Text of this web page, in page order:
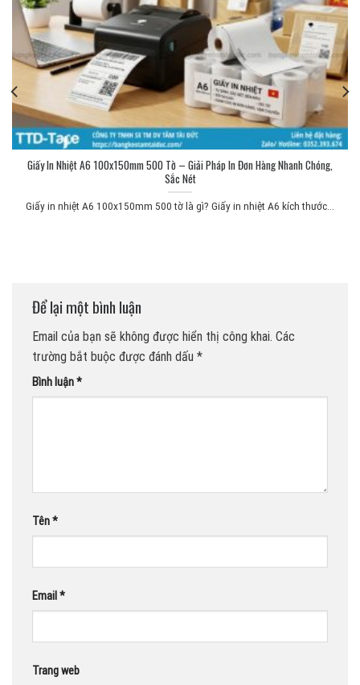
Giấy In Nhiệt A6 100x150mm 500 Tờ – Giải Pháp In Đơn Hàng Nhanh Chóng,
Sắc Nét
Giấy in nhiệt A6 100x150mm 500 tờ là gì? Giấy in nhiệt A6 kích thước...
Để lại một bình luận
Email của bạn sẽ không được hiển thị công khai. Các
trường bắt buộc được đánh dấu *
Bình luận*
Tên*
Email *
Trang web